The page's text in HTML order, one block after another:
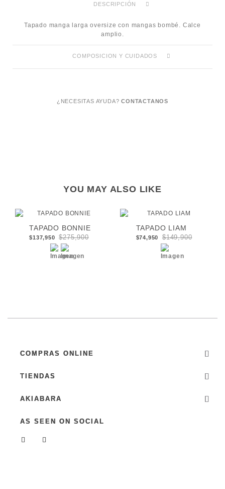
DESCRIPCIÓN
Tapado manga larga oversize con mangas bombé. Calce
amplio.
COMPOSICION Y CUIDADOS
¿NECESITAS AYUDA?CONTACTANOS
YOU MAY ALSO LIKE
TAPADO BONNIE
$137,950 $275,900
TAPADO LIAM
$74,950 $149,900
COMPRAS ONLINE
TIENDAS
AKIABARA
AS SEEN ON SOCIAL